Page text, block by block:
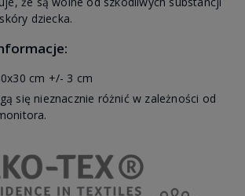
dziecka.
cm +/- 3 cm
się nieznacznie różnić w zależności od